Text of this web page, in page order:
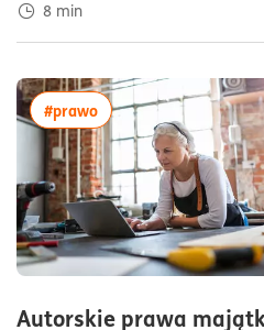
8 min
Autorskie prawa
#prawowięcej artykułów z